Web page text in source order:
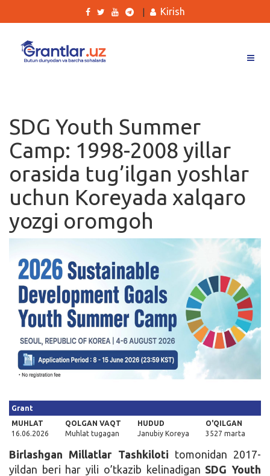
Ishlar
Kurslar
Blog
Yana
Qidirish
Kirish
Kirish
SDG Youth Summer
Camp: 1998-2008 yillar
orasida tug’ilgan yoshlar
uchun Koreyada xalqaro
yozgi oromgoh
Grant
MUHLAT
16.06.2026
QOLGAN VAQT
Muhlat tugagan
HUDUD
Janubiy Koreya
O'QILGAN
3527 marta
Birlashgan Millatlar Tashkiloti tomonidan 2017-
yildan beri har yili o’tkazib kelinadigan SDG Youth